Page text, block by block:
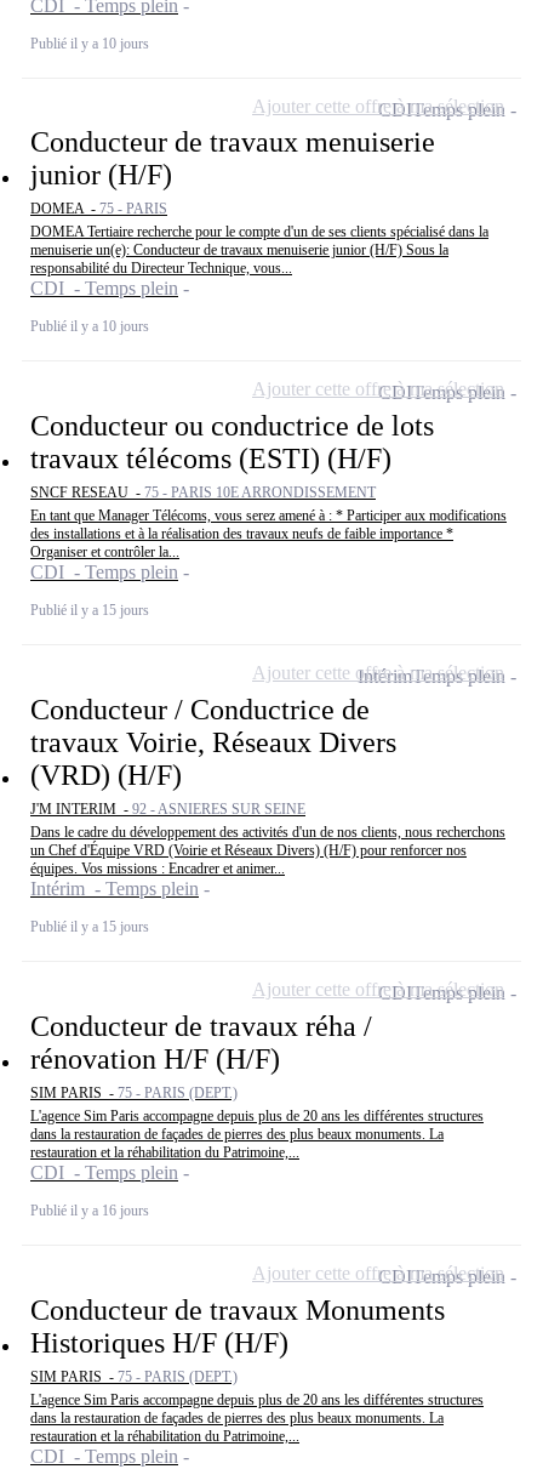
CDI - Temps plein
Publié il y a 10 jours
Conducteur de travaux menuiserie
junior (H/F)
DOMEA - 75 - PARIS
DOMEA Tertiaire recherche pour le compte d'un de ses clients spécialisé dans la
menuiserie un(e): Conducteur de travaux menuiserie junior (H/F) Sous la
responsabilité du Directeur Technique, vous...
CDI - Temps plein
Publié il y a 10 jours
CDITemps plein
Ajouter cette offre à ma sélection
Conducteur ou conductrice de lots
travaux télécoms (ESTI) (H/F)
SNCF RESEAU - 75 - PARIS 10E ARRONDISSEMENT
En tant que Manager Télécoms, vous serez amené à : * Participer aux modifications
des installations et à la réalisation des travaux neufs de faible importance *
Organiser et contrôler la...
CDI - Temps plein
Publié il y a 15 jours
CDITemps plein
Ajouter cette offre à ma sélection
Conducteur / Conductrice de
travaux Voirie, Réseaux Divers
(VRD) (H/F)
J'M INTERIM - 92 - ASNIERES SUR SEINE
Dans le cadre du développement des activités d'un de nos clients, nous recherchons
un Chef d'Équipe VRD (Voirie et Réseaux Divers) (H/F) pour renforcer nos
équipes. Vos missions : Encadrer et animer...
Intérim - Temps plein
Publié il y a 15 jours
IntérimTemps plein
Ajouter cette offre à ma sélection
Conducteur de travaux réha /
rénovation H/F (H/F)
SIM PARIS - 75 - PARIS (DEPT.)
L'agence Sim Paris accompagne depuis plus de 20 ans les différentes structures
dans la restauration de façades de pierres des plus beaux monuments. La
restauration et la réhabilitation du Patrimoine,...
CDI - Temps plein
Publié il y a 16 jours
CDITemps plein
Ajouter cette offre à ma sélection
Conducteur de travaux Monuments
Historiques H/F (H/F)
SIM PARIS - 75 - PARIS (DEPT.)
L'agence Sim Paris accompagne depuis plus de 20 ans les différentes structures
dans la restauration de façades de pierres des plus beaux monuments. La
restauration et la réhabilitation du Patrimoine,...
CDI - Temps plein
CDITemps plein
Ajouter cette offre à ma sélection